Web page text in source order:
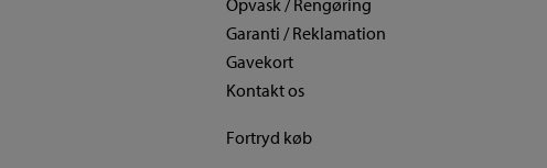
Opvask / Rengøring
Garanti / Reklamation
Gavekort
Kontakt os
Fortryd køb